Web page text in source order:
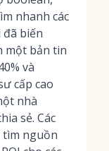
nhanh các
đã biến
một bản tin
và
cấp cao
nhà
sẻ. Các
tìm nguồn